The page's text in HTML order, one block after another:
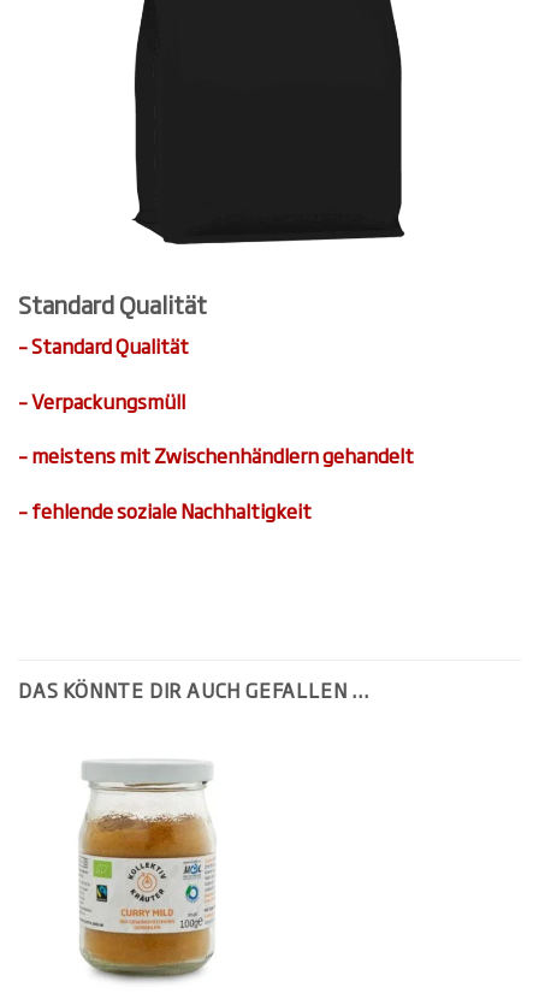
Standard Qualität
– Standard Qualität
– Verpackungsmüll
– meistens mit Zwischenhändlern gehandelt
– fehlende soziale Nachhaltigkeit
DAS KÖNNTE DIR AUCH GEFALLEN …